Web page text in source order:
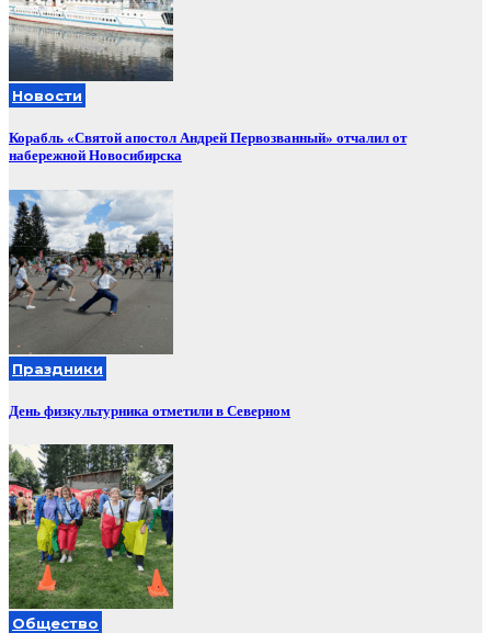
Новости
Корабль «Святой апостол Андрей Первозванный» отчалил от
набережной Новосибирска
Праздники
День физкультурника отметили в Северном
Общество